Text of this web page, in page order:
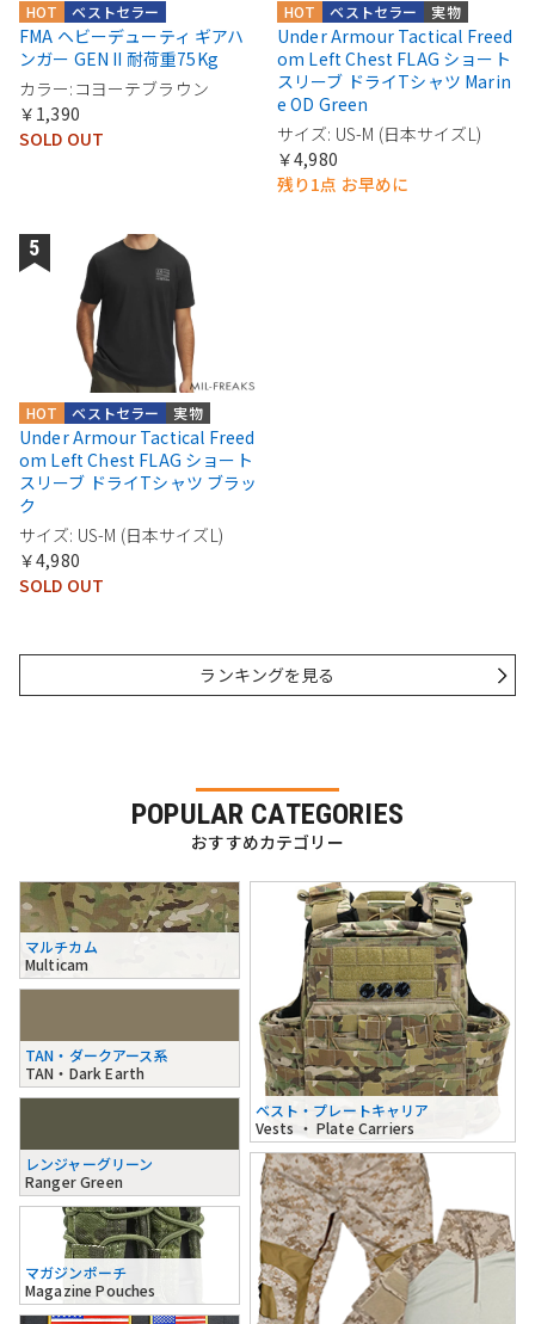
ベストセラー
HOT
FMA ヘビーデューティ ギアハ
ンガー GEN II 耐荷重75Kg
カラー:コヨーテブラウン
￥1,390
SOLD OUT
実物
ベストセラー
HOT
Under Armour Tactical Freed
om Left Chest FLAG ショート
スリーブ ドライTシャツ Marin
e OD Green
サイズ: US-M (日本サイズL)
￥4,980
残り1点 お早めに
実物
ベストセラー
HOT
Under Armour Tactical Freed
om Left Chest FLAG ショート
スリーブ ドライTシャツ ブラッ
ク
サイズ: US-M (日本サイズL)
￥4,980
SOLD OUT
ランキングを見る
POPULAR CATEGORIES
おすすめカテゴリー
マルチカム
Multicam
TAN・ダークアース系
TAN・Dark Earth
レンジャーグリーン
Ranger Green
ベスト・プレートキャリア
Vests ・ Plate Carriers
マガジンポーチ
Magazine Pouches